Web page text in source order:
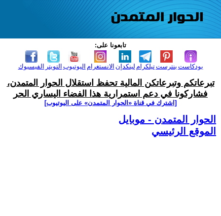
تابعونا على:
الفيسبوك التويتر اليوتيوب الانستغرام لينكدإن تيلكرامبنترست بودكاست
تبرعاتكم وتبرعاتكن المالية تحفظ استقلال الحوار المتمدن،
فشاركونا في دعم استمرارية هذا الفضاء اليساري الحر
[اشترك في قناة ‫«الحوار المتمدن» على اليوتيوب]
الحوار المتمدن - موبايل
الموقع الرئيسي